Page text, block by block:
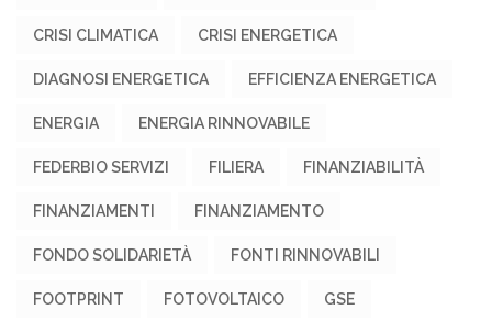
CRISI CLIMATICA CRISI ENERGETICA
DIAGNOSI ENERGETICA EFFICIENZA ENERGETICA
ENERGIA ENERGIA RINNOVABILE
FEDERBIO SERVIZI FILIERA FINANZIABILITÀ
FINANZIAMENTI FINANZIAMENTO
FONDO SOLIDARIETÀ FONTI RINNOVABILI
FOOTPRINT FOTOVOLTAICO GSE